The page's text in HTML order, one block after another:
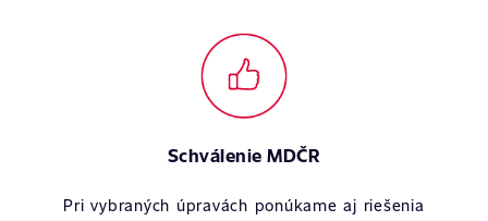
Schválenie MDČR
Pri vybraných úpravách ponúkame aj riešenia